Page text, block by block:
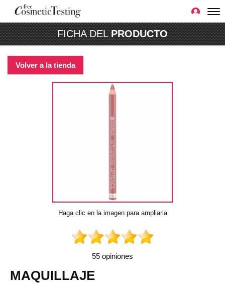
FICHA DELPRODUCTO
Volver a la tienda
Haga clic en la imagen para ampliarla
55 opiniones
MAQUILLAJE